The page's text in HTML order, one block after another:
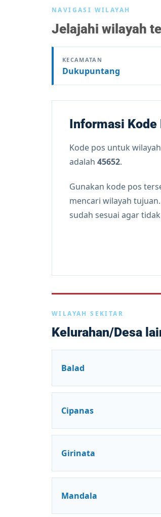
NAVIGASI WILAYAH
Jelajahi wilayah
KECAMATAN
Dukupuntang
Informasi Kode
Kode pos untuk wilayah
adalah 45652.
Gunakan kode pos
mencari wilayah
sudah sesuai agar
WILAYAH SEKITAR
Kelurahan/Desa
Balad
Cipanas
Girinata
Mandala